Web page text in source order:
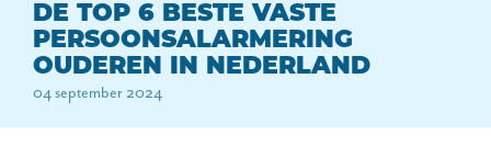
DE TOP 6 BESTE VASTE
PERSOONSALARMERING
OUDEREN IN NEDERLAND
04 september 2024